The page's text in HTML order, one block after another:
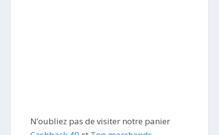
N’oubliez pas de visiter notre panier